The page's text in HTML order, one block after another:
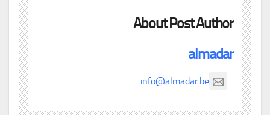
About Post Author
almadar
info@almadar.be